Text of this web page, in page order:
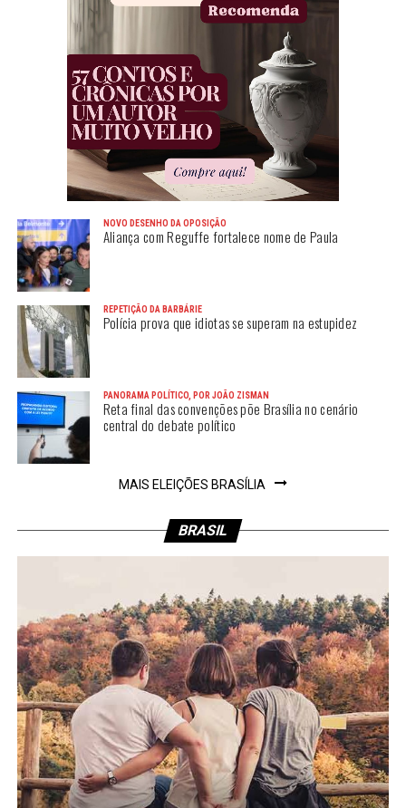
NOVO DESENHO DA OPOSIÇÃO
Aliança com Reguffe fortalece nome de Paula
REPETIÇÃO DA BARBÁRIE
Polícia prova que idiotas se superam na estupidez
PANORAMA POLÍTICO, POR JOÃO ZISMAN
Reta final das convenções põe Brasília no cenário
central do debate político
MAIS ELEIÇÕES BRASÍLIA
BRASIL